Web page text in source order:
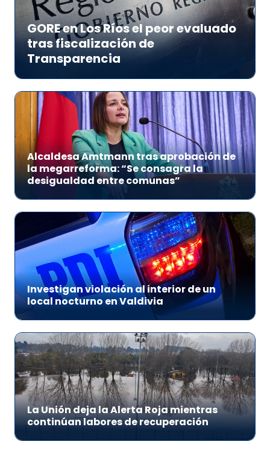
GORE en Los Ríos el peor evaluado
tras fiscalización de
Transparencia
Alcaldesa Amtmann tras aprobación de
la megarreforma: “Se consagra la
desigualdad entre comunas”
Investigan violación al interior de un
local nocturno en Valdivia
La Unión deja la Alerta Roja mientras
continúan labores de recuperación